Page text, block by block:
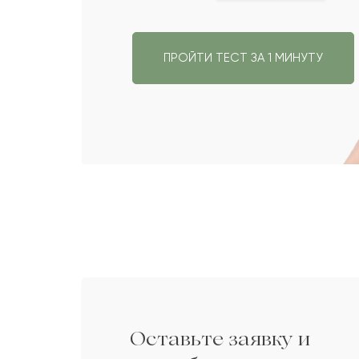
ПРОЙТИ ТЕСТ ЗА 1 МИНУТУ
Оставьте заявку и